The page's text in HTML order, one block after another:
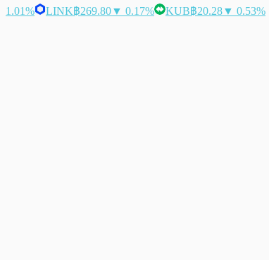
1.01%
LINK฿269.80▼ 0.17% KUB฿20.28▼ 0.53%